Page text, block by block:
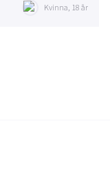
Kvinna, 18 år